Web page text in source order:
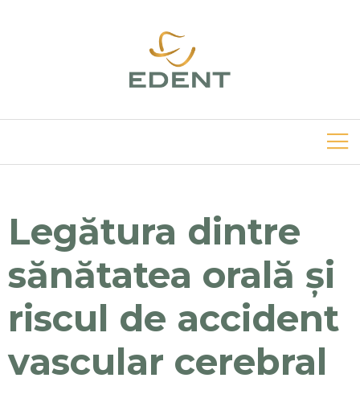
Legătura dintre
sănătatea orală și
riscul de accident
vascular cerebral